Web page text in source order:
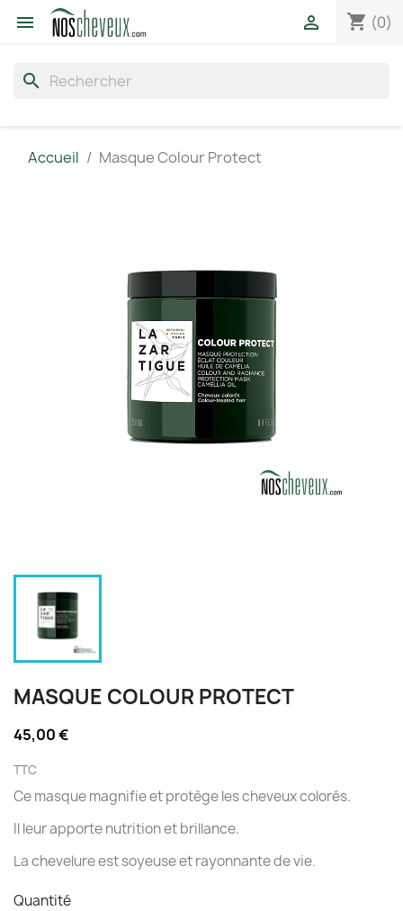
 shopping_cart (0)

search
Accueil Masque Colour Protect
MASQUE COLOUR PROTECT
45,00 €
TTC
Ce masque magnifie et protège les cheveux colorés.
Il leur apporte nutrition et brillance.
La chevelure est soyeuse et rayonnante de vie.
Quantité